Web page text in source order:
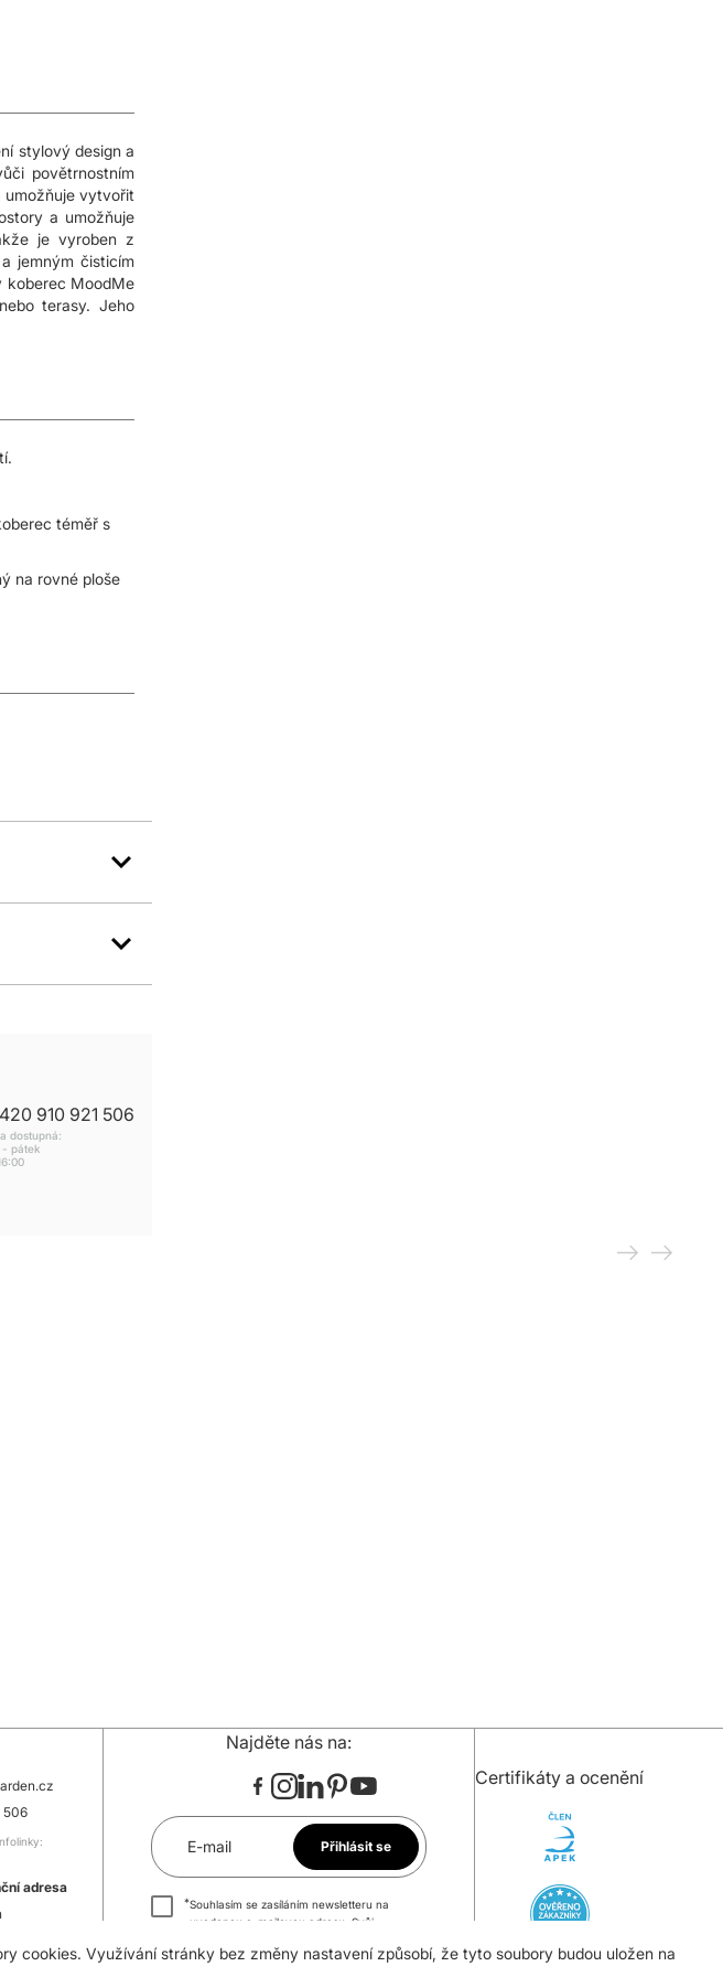
stylový design a
povětrnostním
umožňuje vytvořit
a umožňuje
je vyroben z
jemným čisticím
koberec MoodMe
terasy. Jeho
téměř s
na rovné ploše
910 921 506
dostupná:
- pátek
506
adresa
Najděte nás na:
E-mail Přihlásit se
*Souhlasím se zasíláním newsletteru na
uvedenou e-mailovou adresu. Svůj
Certifikáty a ocenění
cookies. Využívání stránky bez změny nastavení způsobí, že tyto soubory budou uložen na